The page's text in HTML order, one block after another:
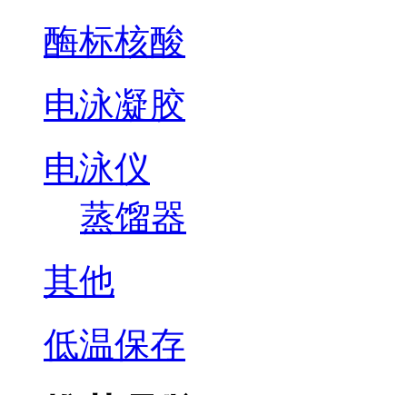
酶标核酸
电泳凝胶
电泳仪
蒸馏器
其他
低温保存